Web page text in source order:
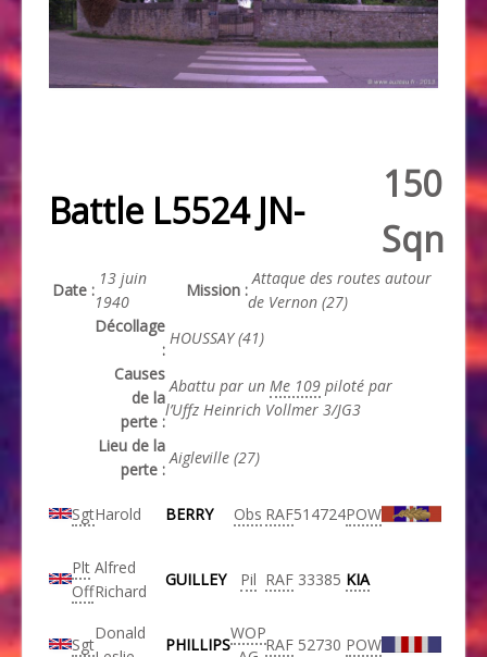
Battle L5524 JN-
150
Sqn
Date :
13 juin
1940
Mission :
Attaque des routes autour
de Vernon (27)
Décollage
:
HOUSSAY (41)
Causes
de la
perte :
Abattu par un Me 109 piloté par
l’Uffz Heinrich Vollmer 3/JG3
Lieu de la
perte :
Aigleville (27)
SgtHarold BERRY Obs RAF514724POW
Plt
Off
Alfred
Richard
GUILLEY Pil RAF 33385 KIA
Sgt
Donald
PHILLIPS
WOP
RAF 52730 POW